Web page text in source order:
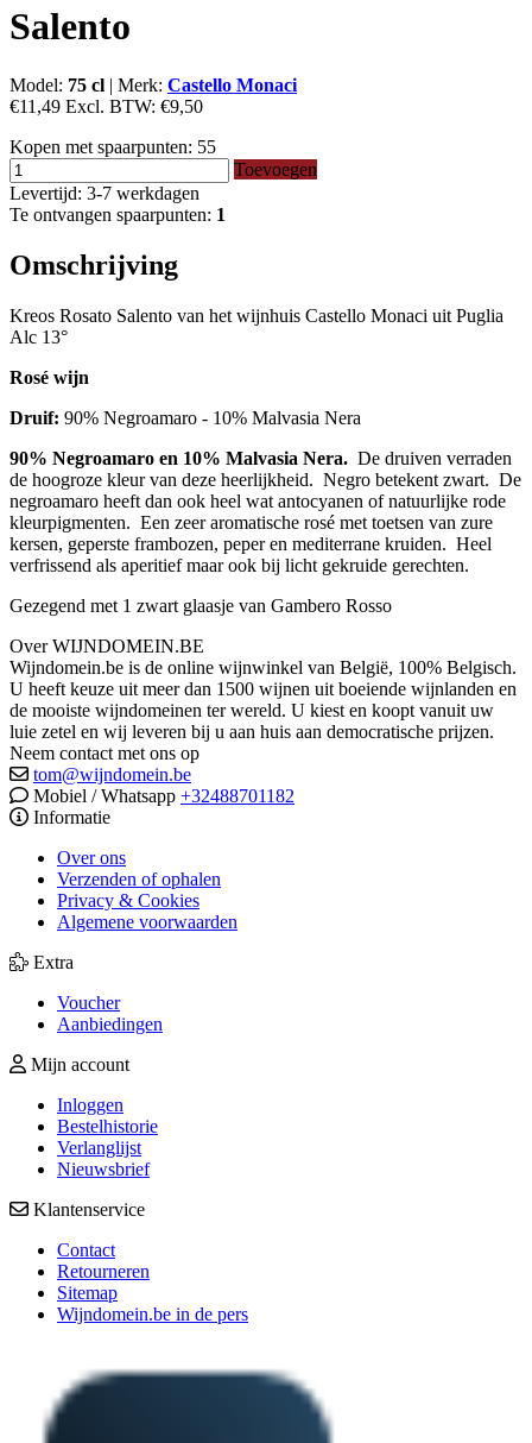
Salento
Model: 75 cl | Merk: Castello Monaci
€11,49 Excl. BTW: €9,50
Kopen met spaarpunten: 55
Toevoegen
Levertijd: 3-7 werkdagen
Te ontvangen spaarpunten: 1
Omschrijving
Kreos Rosato Salento van het wijnhuis Castello Monaci uit Puglia
Alc 13°
Rosé wijn
Druif: 90% Negroamaro - 10% Malvasia Nera
90% Negroamaro en 10% Malvasia Nera. De druiven verraden
de hoogroze kleur van deze heerlijkheid. Negro betekent zwart. De
negroamaro heeft dan ook heel wat antocyanen of natuurlijke rode
kleurpigmenten. Een zeer aromatische rosé met toetsen van zure
kersen, geperste frambozen, peper en mediterrane kruiden. Heel
verfrissend als aperitief maar ook bij licht gekruide gerechten.
Gezegend met 1 zwart glaasje van Gambero Rosso
Over WIJNDOMEIN.BE
Wijndomein.be is de online wijnwinkel van België, 100% Belgisch.
U heeft keuze uit meer dan 1500 wijnen uit boeiende wijnlanden en
de mooiste wijndomeinen ter wereld. U kiest en koopt vanuit uw
luie zetel en wij leveren bij u aan huis aan democratische prijzen.
Neem contact met ons op
tom@wijndomein.be
Mobiel / Whatsapp +32488701182
Informatie
Over ons
Verzenden of ophalen
Privacy & Cookies
Algemene voorwaarden
Extra
Voucher
Aanbiedingen
Mijn account
Inloggen
Bestelhistorie
Verlanglijst
Nieuwsbrief
Klantenservice
Contact
Retourneren
Sitemap
Wijndomein.be in de pers